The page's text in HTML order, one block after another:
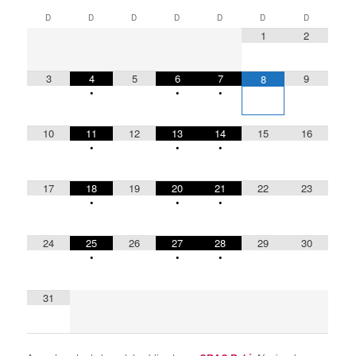
D D D D D D D
1 2
3
4
•
5
6
•
7
•
8 9
10
11
•
12
13
•
14
•
15 16
17
18
•
19
20
•
21
•
22 23
24
25
•
26
27
•
28
•
29 30
31